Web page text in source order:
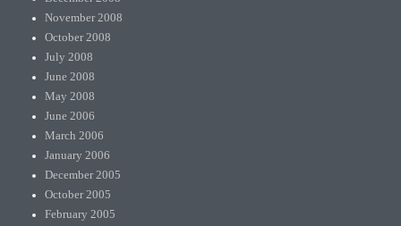
November 2008
October 2008
July 2008
June 2008
May 2008
June 2006
March 2006
January 2006
December 2005
October 2005
February 2005